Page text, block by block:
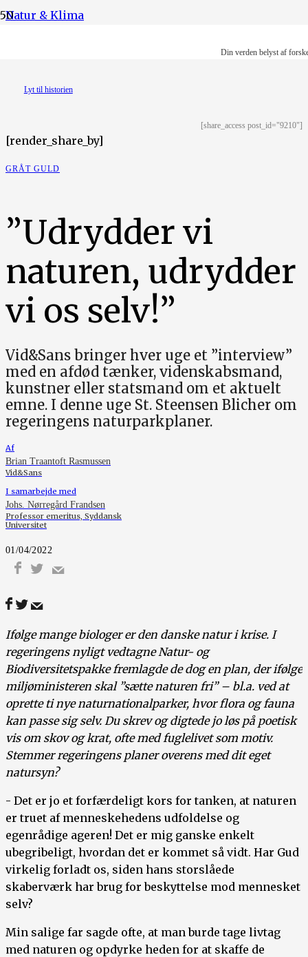
Din verden belyst af
Natur & Klima
Lyt til historien
[share_access post_id="9210"]
[render_share_by]
GRÅT GULD
”Udrydder vi
naturen, udrydder
vi os selv!”
Vid&Sans bringer hver uge et ”interview”
med en afdød tænker, videnskabsmand,
kunstner eller statsmand om et aktuelt
emne. I denne uge St. Steensen Blicher om
regeringens naturparkplaner.
Af
Brian Traantoft Rasmussen
Vid&Sans
I samarbejde med
Johs. Nørregård Frandsen
Professor emeritus, Syddansk
Universitet
01/04/2022
Ifølge mange biologer er den danske natur i krise. I
regeringens nyligt vedtagne Natur- og
Biodiversitetspakke fremlagde de dog en plan, der ifølge
miljøministeren skal ”sætte naturen fri” – bl.a. ved at
oprette ti nye naturnationalparker, hvor flora og fauna
kan passe sig selv. Du skrev og digtede jo løs på poetisk
vis om skov og krat, ofte med fuglelivet som motiv.
Stemmer regeringens planer overens med dit eget
natursyn?
- Det er jo et forfærdeligt kors for tanken, at naturen
er truet af menneskehedens udfoldelse og
egenrådige ageren! Det er mig ganske enkelt
ubegribeligt, hvordan det er kommet så vidt. Har Gud
virkelig forladt os, siden hans storslåede
skaberværk har brug for beskyttelse mod mennesket
selv?
Min salige far sagde ofte, at man burde tage livtag
med naturen og opdyrke heden for at skaffe de